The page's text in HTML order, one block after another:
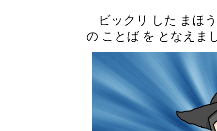
ビックリ した まほ
の ことば を となえま